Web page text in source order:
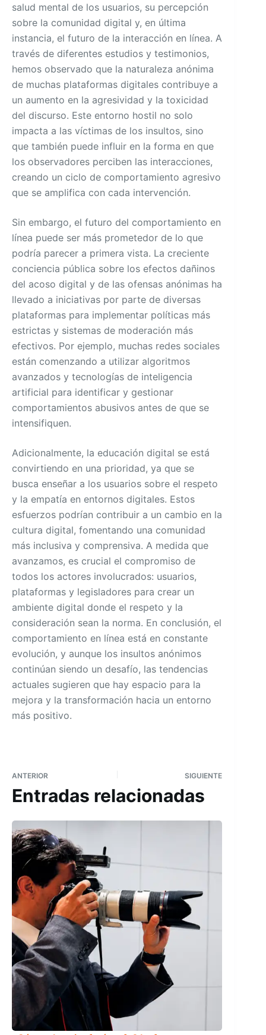
salud mental de los usuarios, su percepción
sobre la comunidad digital y, en última
instancia, el futuro de la interacción en línea. A
través de diferentes estudios y testimonios,
hemos observado que la naturaleza anónima
de muchas plataformas digitales contribuye a
un aumento en la agresividad y la toxicidad
del discurso. Este entorno hostil no solo
impacta a las víctimas de los insultos, sino
que también puede influir en la forma en que
los observadores perciben las interacciones,
creando un ciclo de comportamiento agresivo
que se amplifica con cada intervención.
Sin embargo, el futuro del comportamiento en
línea puede ser más prometedor de lo que
podría parecer a primera vista. La creciente
conciencia pública sobre los efectos dañinos
del acoso digital y de las ofensas anónimas ha
llevado a iniciativas por parte de diversas
plataformas para implementar políticas más
estrictas y sistemas de moderación más
efectivos. Por ejemplo, muchas redes sociales
están comenzando a utilizar algoritmos
avanzados y tecnologías de inteligencia
artificial para identificar y gestionar
comportamientos abusivos antes de que se
intensifiquen.
Adicionalmente, la educación digital se está
convirtiendo en una prioridad, ya que se
busca enseñar a los usuarios sobre el respeto
y la empatía en entornos digitales. Estos
esfuerzos podrían contribuir a un cambio en la
cultura digital, fomentando una comunidad
más inclusiva y comprensiva. A medida que
avanzamos, es crucial el compromiso de
todos los actores involucrados: usuarios,
plataformas y legisladores para crear un
ambiente digital donde el respeto y la
consideración sean la norma. En conclusión, el
comportamiento en línea está en constante
evolución, y aunque los insultos anónimos
continúan siendo un desafío, las tendencias
actuales sugieren que hay espacio para la
mejora y la transformación hacia un entorno
más positivo.
ANTERIOR SIGUIENTE
Entradas relacionadas